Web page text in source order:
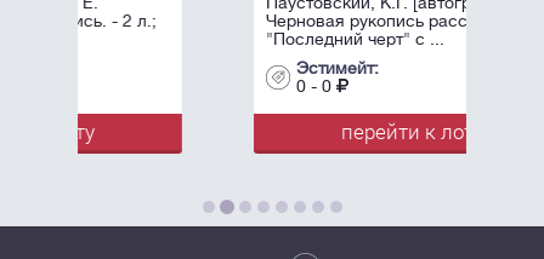
Черновая рукопись рассказа
"Последний черт" с ...
перейти к лоту